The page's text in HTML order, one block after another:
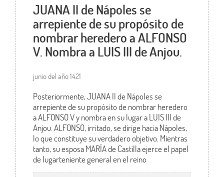
JUANA II de Nápoles se
arrepiente de su propósito de
nombrar heredero a ALFONSO
V. Nombra a LUIS III de Anjou.
junio del año 1421
Posteriormente, JUANA II de Nápoles se
arrepiente de su propósito de nombrar heredero
a ALFONSO V y nombra en su lugar a LUIS III de
Anjou. ALFONSO, irritado, se dirige hacia Nápoles,
lo que constituye su verdadero objetivo. Mientras
tanto, su esposa MARÍA de Castilla ejerce el papel
de lugarteniente general en el reino